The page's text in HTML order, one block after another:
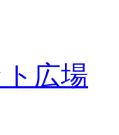
広場